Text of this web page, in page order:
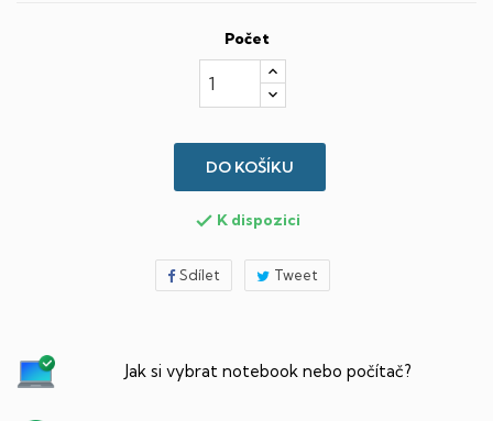
Počet
DO KOŠÍKU
 K dispozici
Sdílet Tweet
Jak si vybrat notebook nebo počítač?